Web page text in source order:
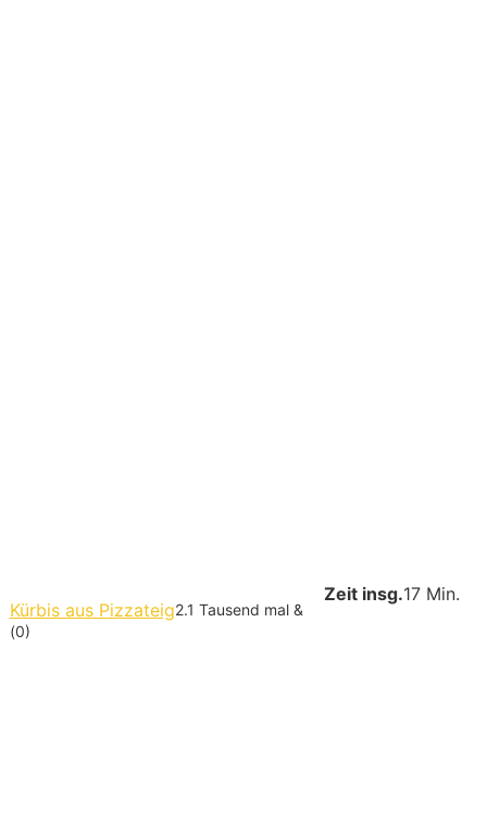
Zeit insg.17 Min.
Kürbis aus Pizzateig2.1 Tausend mal &
(0)